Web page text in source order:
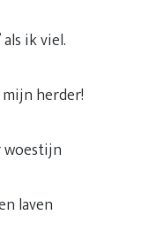
ik viel.
herder!
woestijn
laven